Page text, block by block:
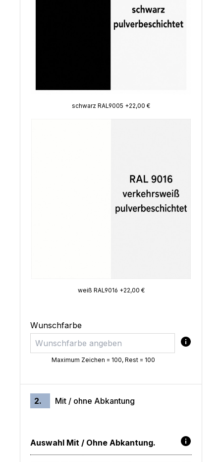
schwarz RAL9005 +22,00 €
weiß RAL9016 +22,00 €
Wunschfarbe
Maximum Zeichen = 100, Rest = 100
2. Mit / ohne Abkantung
Auswahl Mit / Ohne Abkantung.